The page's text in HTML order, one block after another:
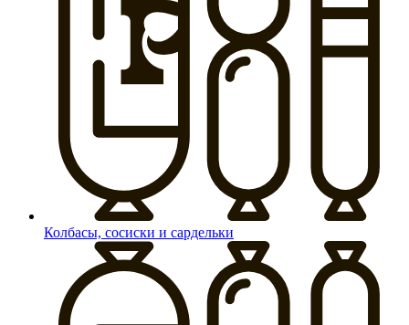
Колбасы, сосиски и сардельки